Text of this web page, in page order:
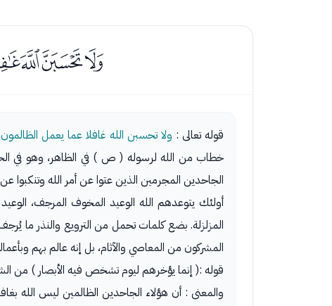
قوله تعالى : ولا تحسبن الله غافلا عما يعمل الظالمون إنما يؤخرهم ليوم تشخص فيه
خطاب من الله لرسوله ( ص ) في الظاهر، وهو في
الجاحدين المجرمين الذين عتوا عن أمر الله
أولئك يتوعدهم الله الوعيد المخوف المرجف،
المزلزلة. بضع كلمات تحمل من الترويع والنذر ما
المشركون من المعاصي والآثام، بل إنه عالم بهم
قوله :( إنما يؤخرهم ليوم تشخص فيه الأبصار )
والمعنى : أن هؤلاء الجاحدين الظالمين ليس الله